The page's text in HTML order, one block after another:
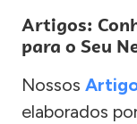
Artigos:
para o Seu
Nossos
elaborados